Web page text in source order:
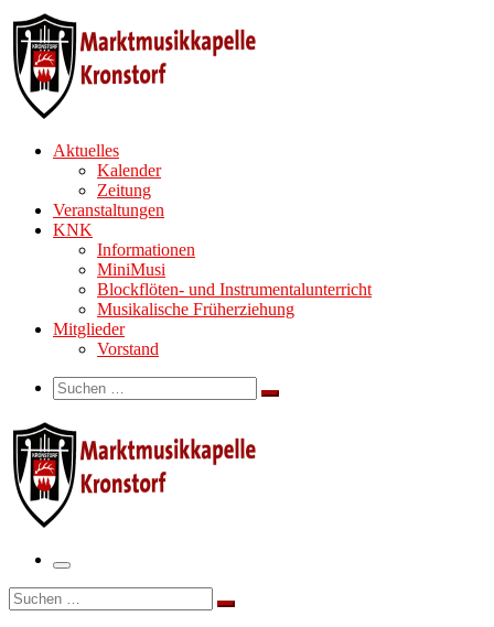
Zum
Inhalt
springen
Aktuelles
Kalender
Zeitung
Veranstaltungen
KNK
Informationen
MiniMusi
Blockflöten- und Instrumentalunterricht
Musikalische Früherziehung
Mitglieder
Vorstand
Search
Suche
Suchen …
Menü
Suche
Suchen …